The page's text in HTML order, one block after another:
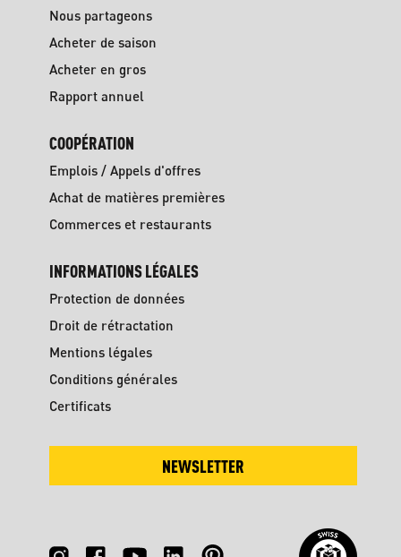
Nous partageons
Acheter de saison
Acheter en gros
Rapport annuel
COOPÉRATION
Emplois / Appels d'offres
Achat de matières premières
Commerces et restaurants
INFORMATIONS LÉGALES
Protection de données
Droit de rétractation
Mentions légales
Conditions générales
Certificats
NEWSLETTER